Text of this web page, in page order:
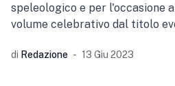
speleologico e per l'occasione
volume celebrativo dal titolo
di Redazione 13 Giu 2023